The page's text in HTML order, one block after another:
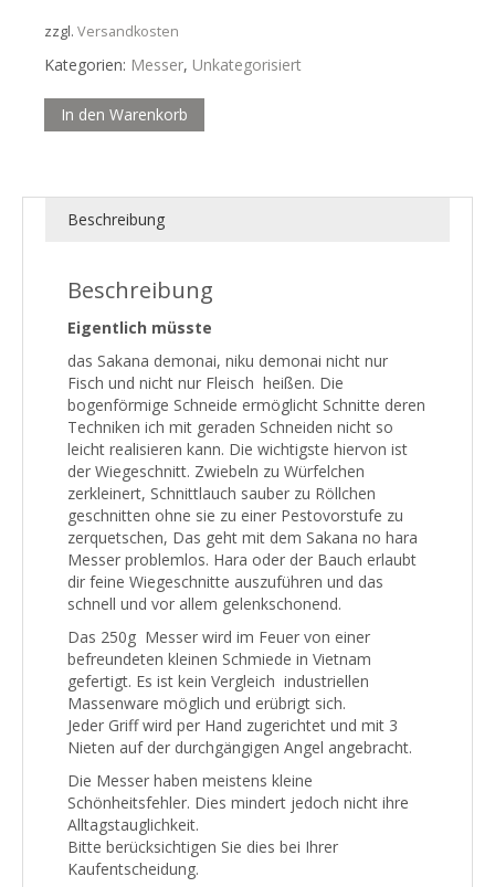
22cm
no
hara....
Menge
zzgl. Versandkosten
Kategorien: Messer, Unkategorisiert
In den Warenkorb
Beschreibung
Beschreibung
Eigentlich müsste
das Sakana demonai, niku demonai nicht nur
Fisch und nicht nur Fleisch heißen. Die
bogenförmige Schneide ermöglicht Schnitte deren
Techniken ich mit geraden Schneiden nicht so
leicht realisieren kann. Die wichtigste hiervon ist
der Wiegeschnitt. Zwiebeln zu Würfelchen
zerkleinert, Schnittlauch sauber zu Röllchen
geschnitten ohne sie zu einer Pestovorstufe zu
zerquetschen, Das geht mit dem Sakana no hara
Messer problemlos. Hara oder der Bauch erlaubt
dir feine Wiegeschnitte auszuführen und das
schnell und vor allem gelenkschonend.
Das 250g Messer wird im Feuer von einer
befreundeten kleinen Schmiede in Vietnam
gefertigt. Es ist kein Vergleich industriellen
Massenware möglich und erübrigt sich.
Jeder Griff wird per Hand zugerichtet und mit 3
Nieten auf der durchgängigen Angel angebracht.
Die Messer haben meistens kleine
Schönheitsfehler. Dies mindert jedoch nicht ihre
Alltagstauglichkeit.
Bitte berücksichtigen Sie dies bei Ihrer
Kaufentscheidung.